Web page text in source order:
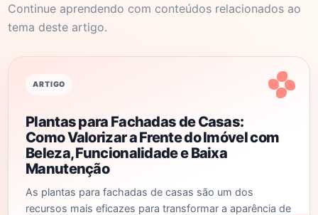
Continue aprendendo com conteúdos relacionados ao
tema deste artigo.
ARTIGO
Plantas para Fachadas de Casas:
Como Valorizar a Frente do Imóvel com
Beleza, Funcionalidade e Baixa
Manutenção
As plantas para fachadas de casas são um dos
recursos mais eficazes para transformar a aparência de